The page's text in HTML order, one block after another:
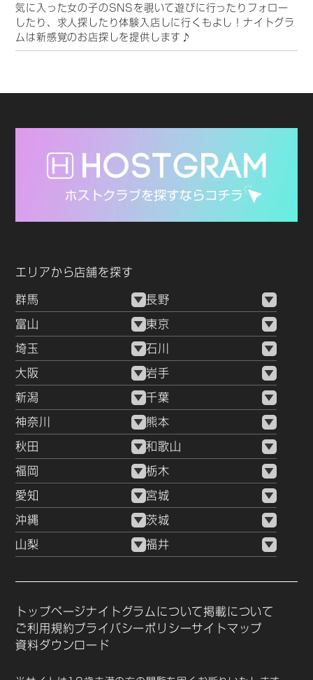
気に入った女の子のSNSを覗いて遊びに行ったりフォロー
したり、求人探したり体験入店しに行くもよし！ナイトグラ
ムは新感覚のお店探しを提供します♪
エリアから店舗を探す
群馬 長野
富山 東京
埼玉 石川
大阪 岩手
新潟 千葉
神奈川 熊本
秋田 和歌山
福岡 栃木
愛知 宮城
沖縄 茨城
山梨 福井
トップページナイトグラムについて掲載について
ご利用規約プライバシーポリシーサイトマップ
資料ダウンロード